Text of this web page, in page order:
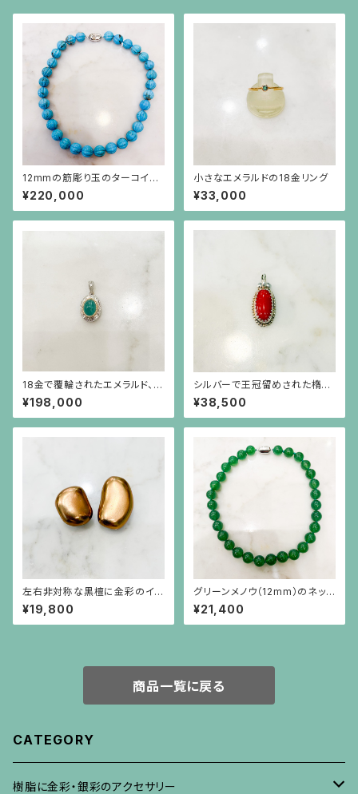
12mmの筋彫り玉のターコイズ
のネックレス
¥220,000
小さなエメラルドの18金リング
¥33,000
18金で覆輪されたエメラルド、彫
りの施されたプラチナに小さな
ダイヤモンドのペンダント（チェ
ーン別）
¥198,000
シルバーで王冠留めされた楕円
形の赤珊瑚、芥子パールのペン
ダント（チェーン別）
¥38,500
左右非対称な黒檀に金彩のイヤ
リング
¥19,800
グリーンメノウ（12mm）のネック
レス
¥21,400
商品一覧に戻る
CATEGORY
樹脂に金彩・銀彩のアクセサリー